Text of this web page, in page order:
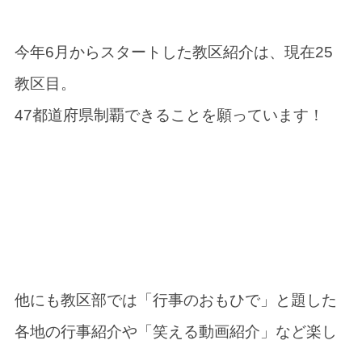
今年6月からスタートした教区紹介は、現在25
教区目。
47都道府県制覇できることを願っています！
他にも教区部では「行事のおもひで」と題した
各地の行事紹介や「笑える動画紹介」など楽し